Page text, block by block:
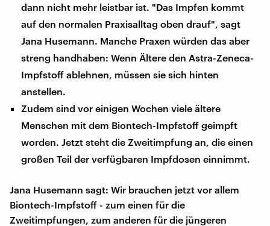
dann nicht mehr leistbar ist. "Das Impfen kommt
auf den normalen Praxisalltag oben drauf", sagt
Jana Husemann. Manche Praxen würden das aber
streng handhaben: Wenn Ältere den Astra-Zeneca-
Impfstoff ablehnen, müssen sie sich hinten
anstellen.
Zudem sind vor einigen Wochen viele ältere
Menschen mit dem Biontech-Impfstoff geimpft
worden. Jetzt steht die Zweitimpfung an, die einen
großen Teil der verfügbaren Impfdosen einnimmt.
Jana Husemann sagt: Wir brauchen jetzt vor allem
Biontech-Impfstoff - zum einen für die
Zweitimpfungen, zum anderen für die jüngeren